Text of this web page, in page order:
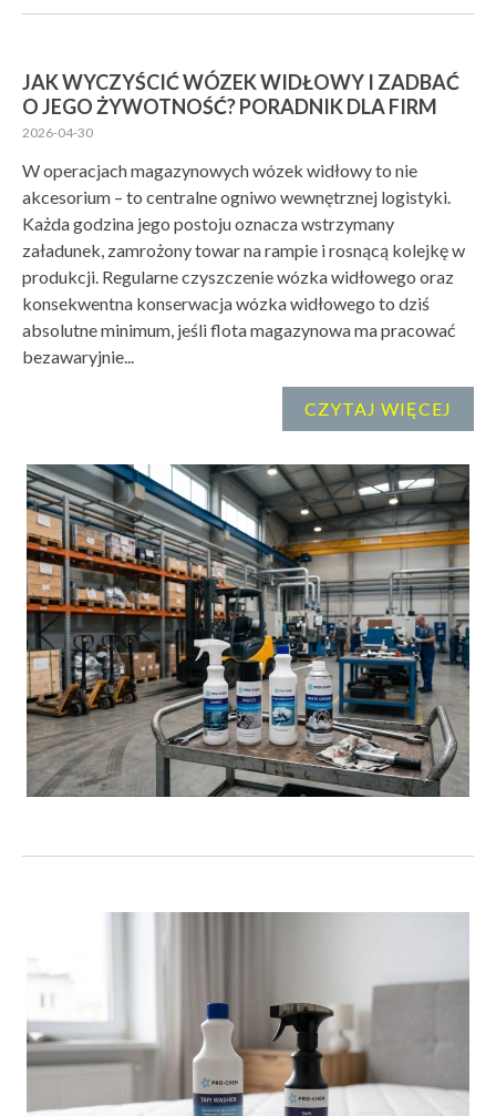
JAK WYCZYŚCIĆ WÓZEK WIDŁOWY I ZADBAĆ
O JEGO ŻYWOTNOŚĆ? PORADNIK DLA FIRM
2026-04-30
W operacjach magazynowych wózek widłowy to nie
akcesorium – to centralne ogniwo wewnętrznej logistyki.
Każda godzina jego postoju oznacza wstrzymany
załadunek, zamrożony towar na rampie i rosnącą kolejkę w
produkcji. Regularne czyszczenie wózka widłowego oraz
konsekwentna konserwacja wózka widłowego to dziś
absolutne minimum, jeśli flota magazynowa ma pracować
bezawaryjnie...
CZYTAJ WIĘCEJ